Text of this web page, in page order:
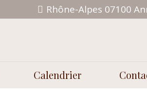
Rhône-Alpes 07100
Calendrier